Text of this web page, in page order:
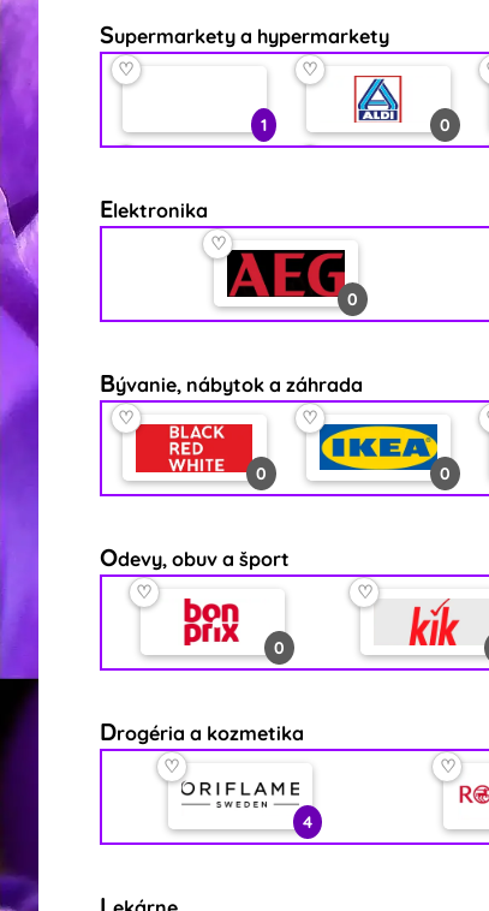
Supermarkety a hypermarkety
1
♡
0
♡
0
♡
0 0
1
♡
Elektronika
0
♡
Bývanie, nábytok a záhrada
0
♡
0
♡
Odevy, obuv a šport
0
♡ ♡
Drogéria a kozmetika
4
♡ ♡